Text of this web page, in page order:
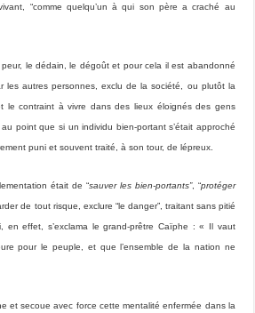
“comme quelqu’un à qui son père a craché au
le dédain, le dégoût et pour cela il est abandonné
les autres personnes, exclu de la société, ou plutôt la
le contraint à vivre dans des lieux éloignés des gens
point que si un individu bien-portant s’était approché
puni et souvent traité, à son tour, de lépreux.
était de “sauver les bien-portants”, “protéger
de tout risque, exclure “le danger”, traitant sans pitié
en effet, s’exclama le grand-prêtre Caïphe : « Il vaut
pour le peuple, et que l’ensemble de la nation ne
et secoue avec force cette mentalité enfermée dans la